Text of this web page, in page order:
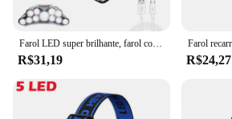
R$31,19 R$24,27